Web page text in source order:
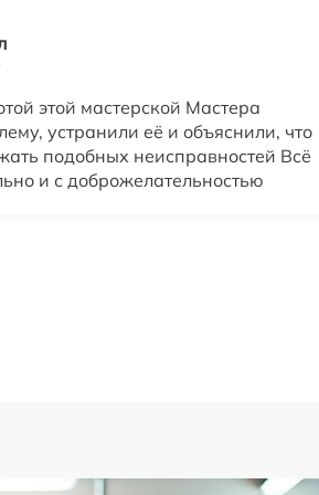
этой мастерской Мастера
устранили её и объяснили, что
подобных неисправностей Всё
и с доброжелательностью